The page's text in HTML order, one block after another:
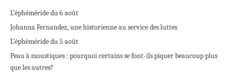
L’éphéméride du 6 août
Johanna Fernandez, une historienne au service des luttes
L’éphéméride du 5 août
Peau à moustiques : pourquoi certains se font-ils piquer beaucoup plus
que les autres?